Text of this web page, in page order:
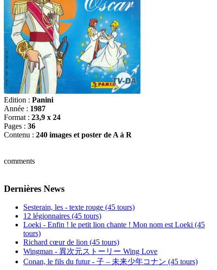
Edition : Panini
Année : 1987
Format : 23,9 x 24
Pages : 36
Contenu : 240 images et poster de A à R
comments
Dernières News
Sesterain, les - texte rouge (45 tours)
12 légionnaires (45 tours)
Loeki - Enfin ! le petit lion chante ! Mon nom est Loeki (45
tours)
Richard cœur de lion (45 tours)
Wingman - 異次元ストーリー Wing Love
Conan, le fils du futur - 子 – 未来少年コナン (45 tours)